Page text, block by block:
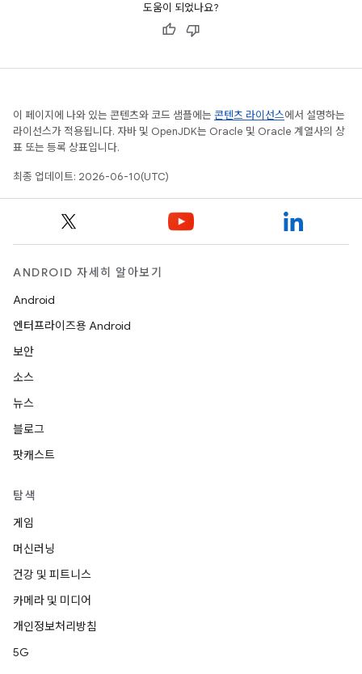
도움이 되었나요?
이 페이지에 나와 있는 콘텐츠와 코드 샘플에는 콘텐츠 라이선스에서 설명하는
라이선스가 적용됩니다. 자바 및 OpenJDK는 Oracle 및 Oracle 계열사의 상
표 또는 등록 상표입니다.
최종 업데이트: 2026-06-10(UTC)
ANDROID 자세히 알아보기
Android
엔터프라이즈용 Android
보안
소스
뉴스
블로그
팟캐스트
탐색
게임
머신러닝
건강 및 피트니스
카메라 및 미디어
개인정보처리방침
5G